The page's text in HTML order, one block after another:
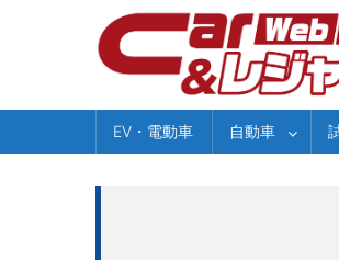
EV・電動車 自動車